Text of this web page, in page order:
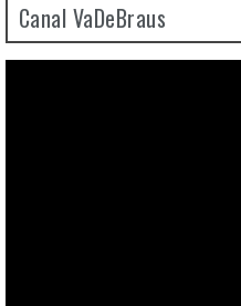
Canal VaDeBraus